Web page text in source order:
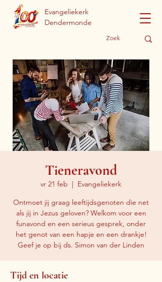
Evangeliekerk
Dendermonde
Tieneravond
vr 21 feb
  |
Evangeliekerk
Ontmoet jij graag leeftijdsgenoten die net
als jij in Jezus geloven? Welkom voor een
funavond en een serieus gesprek, onder
het genot van een hapje en een drankje!
Geef je op bij ds. Simon van der Linden
Tijd en locatie